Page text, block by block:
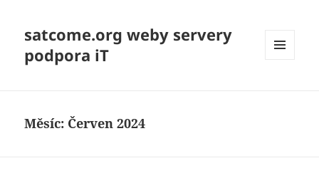
satcome.org weby servery
podpora iT
Měsíc: Červen 2024